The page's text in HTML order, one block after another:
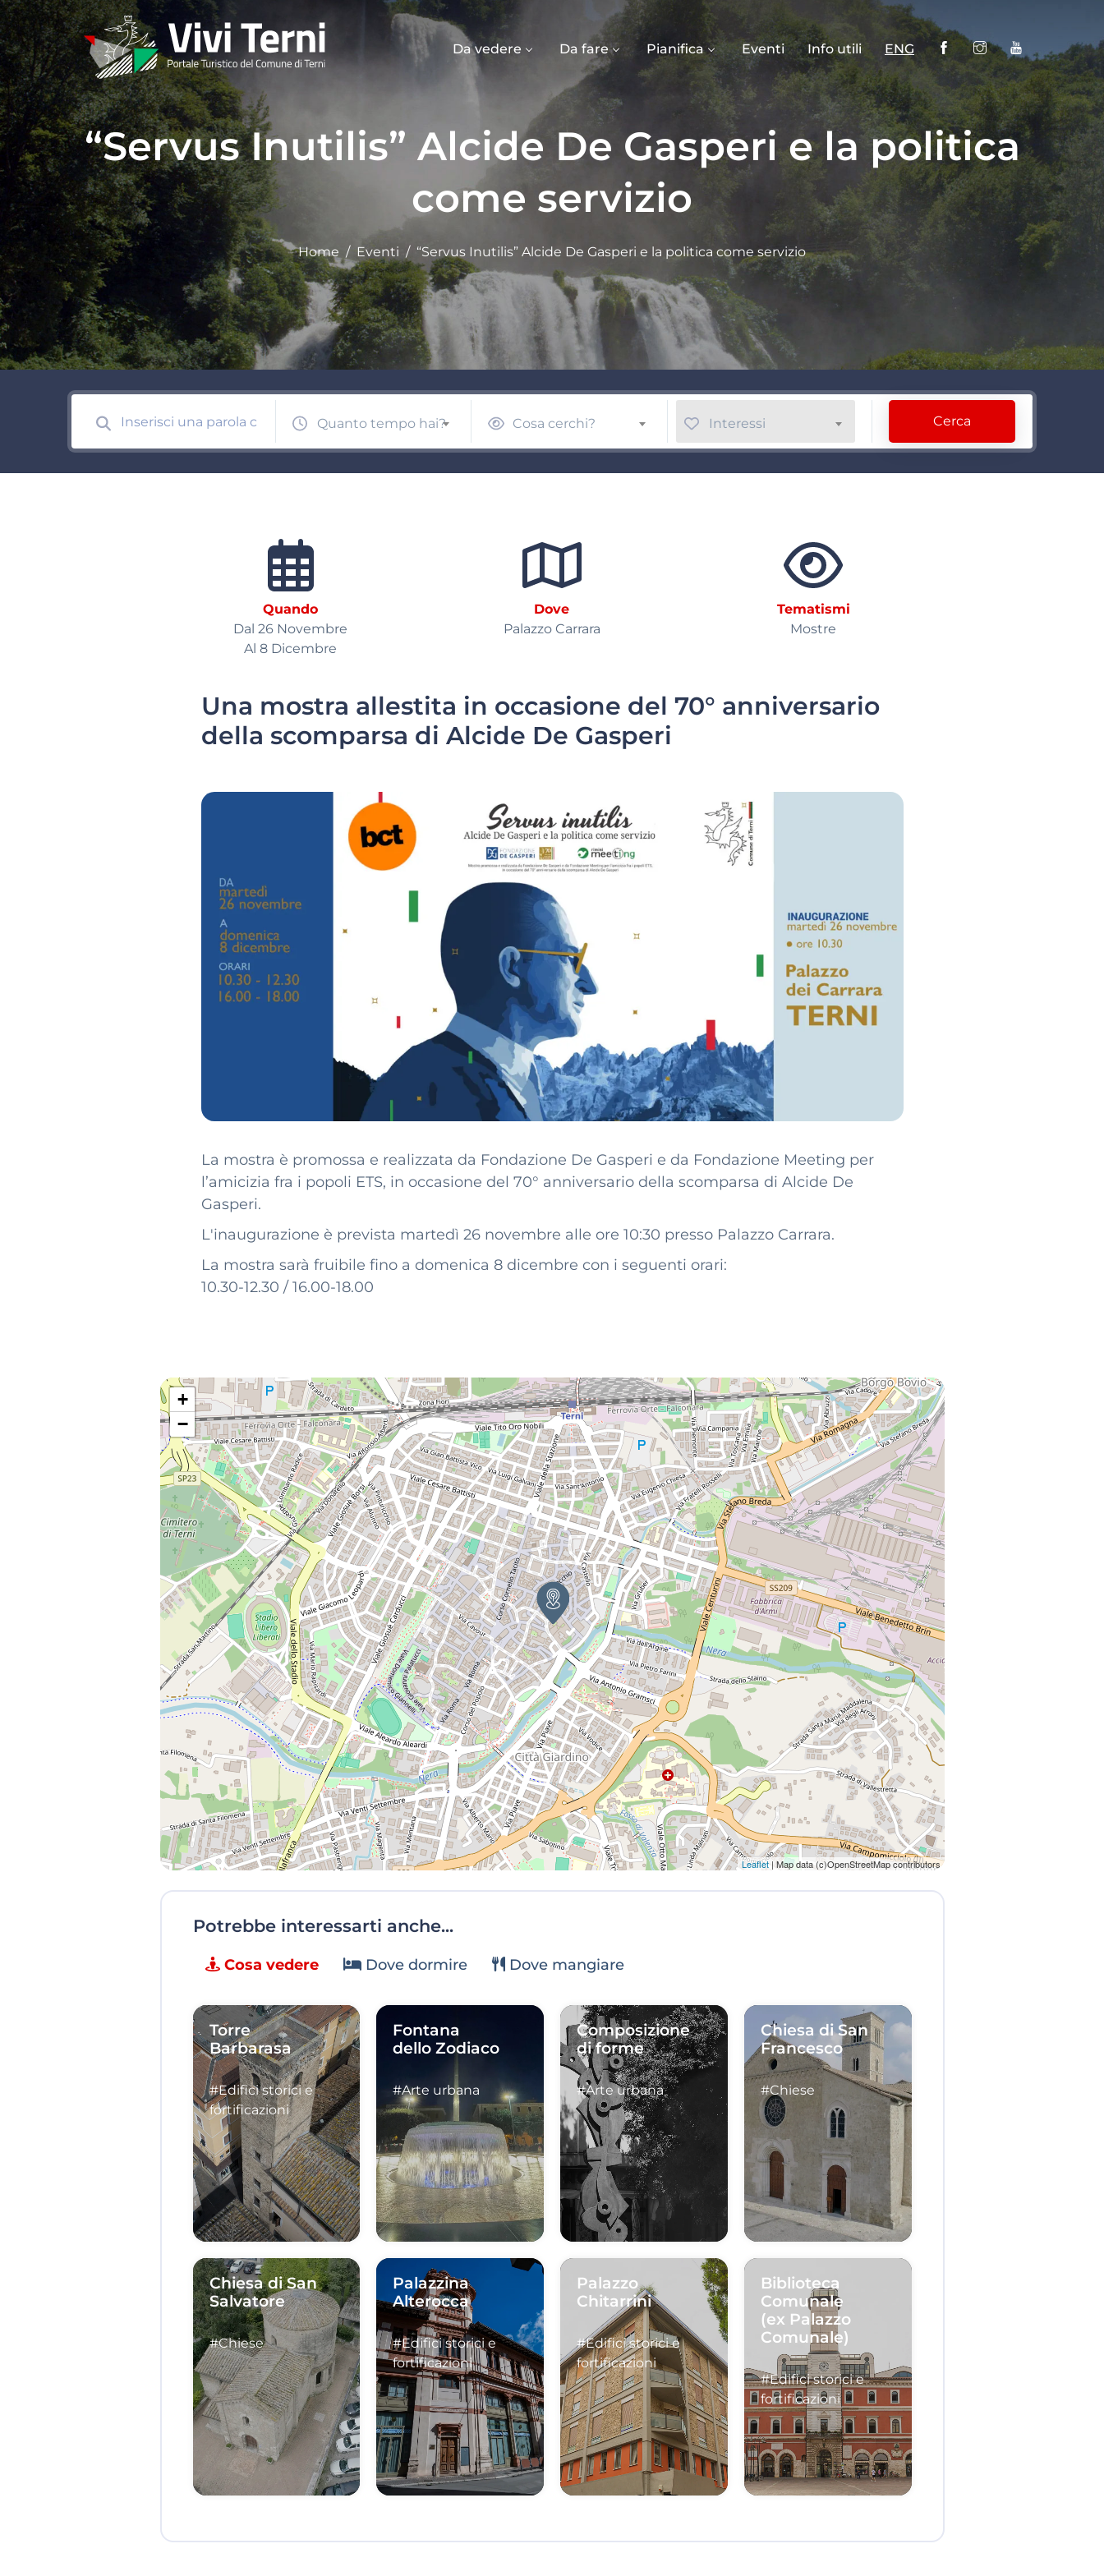
Da vedere Da fare Pianifica Eventi Info utili ENG
“Servus Inutilis” Alcide De Gasperi e la politica
come servizio
Home Eventi “Servus Inutilis” Alcide De Gasperi e la politica come servizio
Quanto tempo hai? Cosa cerchi? Interessi Cerca
Quando
Dal 26 Novembre
Al 8 Dicembre
Dove
Palazzo Carrara
Tematismi
Mostre
Una mostra allestita in occasione del 70° anniversario
della scomparsa di Alcide De Gasperi
La mostra è promossa e realizzata da Fondazione De Gasperi e da Fondazione Meeting per
l’amicizia fra i popoli ETS, in occasione del 70° anniversario della scomparsa di Alcide De
Gasperi.
L'inaugurazione è prevista martedì 26 novembre alle ore 10:30 presso Palazzo Carrara.
La mostra sarà fruibile fino a domenica 8 dicembre con i seguenti orari:
10.30-12.30 / 16.00-18.00
+
−
Leaflet| Map data (c)OpenStreetMap contributors
Potrebbe interessarti anche...
Cosa vedere Dove dormire Dove mangiare
Torre
Barbarasa
#Edifici storici e
fortificazioni
Fontana
dello Zodiaco
#Arte urbana
Composizione
di forme
#Arte urbana
Chiesa di San
Francesco
#Chiese
Chiesa di San
Salvatore
#Chiese
Palazzina
Alterocca
#Edifici storici e
fortificazioni
Palazzo
Chitarrini
#Edifici storici e
fortificazioni
Biblioteca
Comunale
(ex Palazzo
Comunale)
#Edifici storici e
fortificazioni